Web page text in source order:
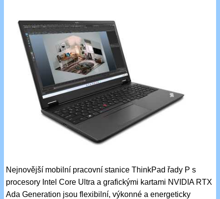
Nejnovější mobilní pracovní stanice ThinkPad řady P s
procesory Intel Core Ultra a grafickými kartami NVIDIA RTX
Ada Generation jsou flexibilní, výkonné a energeticky